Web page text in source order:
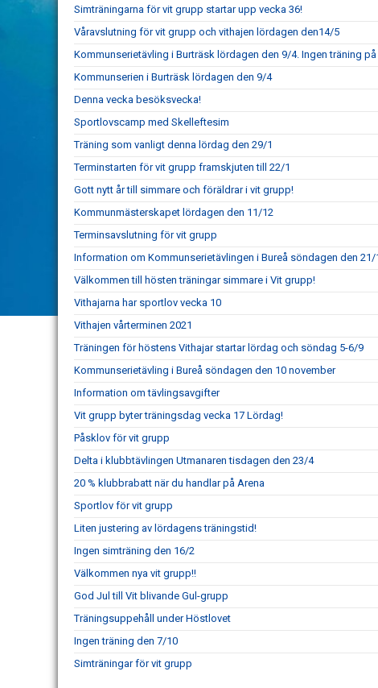
Simträningarna för vit grupp startar upp vecka 36!
Våravslutning för vit grupp och vithajen lördagen den14/5
Kommunserietävling i Burträsk lördagen den 9/4. Ingen träning
Kommunserien i Burträsk lördagen den 9/4
Denna vecka besöksvecka!
Sportlovscamp med Skelleftesim
Träning som vanligt denna lördag den 29/1
Terminstarten för vit grupp framskjuten till 22/1
Gott nytt år till simmare och föräldrar i vit grupp!
Kommunmästerskapet lördagen den 11/12
Terminsavslutning för vit grupp
Information om Kommunserietävlingen i Bureå söndagen den 21/
Välkommen till hösten träningar simmare i Vit grupp!
Vithajarna har sportlov vecka 10
Vithajen vårterminen 2021
Träningen för höstens Vithajar startar lördag och söndag 5-6/9
Kommunserietävling i Bureå söndagen den 10 november
Information om tävlingsavgifter
Vit grupp byter träningsdag vecka 17 Lördag!
Påsklov för vit grupp
Delta i klubbtävlingen Utmanaren tisdagen den 23/4
20 % klubbrabatt när du handlar på Arena
Sportlov för vit grupp
Liten justering av lördagens träningstid!
Ingen simträning den 16/2
Välkommen nya vit grupp!!
God Jul till Vit blivande Gul-grupp
Träningsuppehåll under Höstlovet
Ingen träning den 7/10
Simträningar för vit grupp